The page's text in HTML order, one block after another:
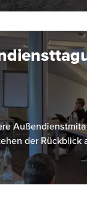
der Rückblick